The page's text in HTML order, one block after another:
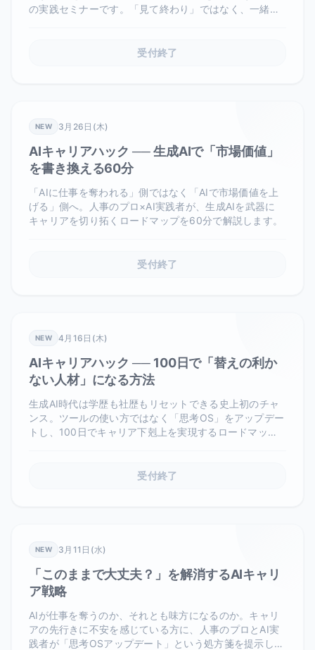
の実践セミナーです。「見て終わり」ではなく、一緒に
受付終了
NEW 3月26日(木)
AIキャリアハック ── 生成AIで「市場価値」
を書き換える60分
「AIに仕事を奪われる」側ではなく「AIで市場価値を上
げる」側へ。人事のプロ×AI実践者が、生成AIを武器に
キャリアを切り拓くロードマップを60分で解説します。
受付終了
NEW 4月16日(木)
AIキャリアハック ── 100日で「替えの利か
ない人材」になる方法
生成AI時代は学歴も社歴もリセットできる史上初のチャ
ンス。ツールの使い方ではなく「思考OS」をアップデー
トし、100日でキャリア下剋上を実現するロードマップ
受付終了
NEW 3月11日(水)
「このままで大丈夫？」を解消するAIキャリ
ア戦略
AIが仕事を奪うのか、それとも味方になるのか。キャリ
アの先行きに不安を感じている方に、人事のプロとAI実
践者が「思考OSアップデート」という処方箋を提示しま